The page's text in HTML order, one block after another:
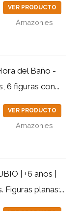
VER PRODUCTO
Amazon.es
del Baño -
6 figuras con...
VER PRODUCTO
Amazon.es
| +6 años |
planas:...